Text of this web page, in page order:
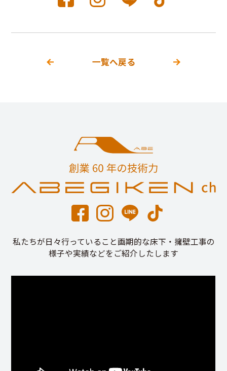
一覧へ戻る
私たちが日々行っていること画期的な床下・擁壁工事の
様子や実績などをご紹介したします